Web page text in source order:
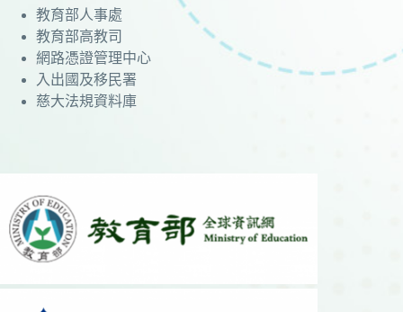
教育部人事處
教育部高教司
網路憑證管理中心
入出國及移民署
慈大法規資料庫